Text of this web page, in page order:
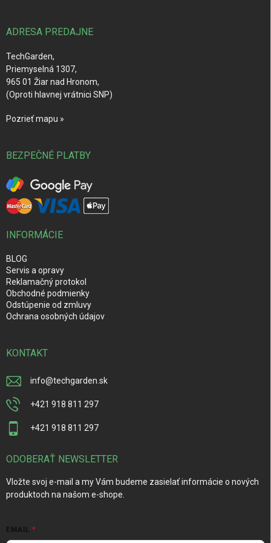
ADRESA PREDAJNE
TechGarden,
Priemyselná 1307,
965 01 Žiar nad Hronom,
(Oproti hlavnej vrátnici SNP)
Pozrieť mapu »
BEZPEČNÉ PLATBY
INFORMÁCIE
BLOG
Servis a opravy
Reklamačný protokol
Obchodné podmienky
Odstúpenie od zmluvy
Ochrana osobných údajov
KONTAKT
info@techgarden.sk
+421 918 811 297
+421 918 811 297
ODOBERAŤ NEWSLETTER
Vložte svoj e-mail a my Vám budeme zasielať informácie o nových
produktoch na našom e-shope.
EMAIL